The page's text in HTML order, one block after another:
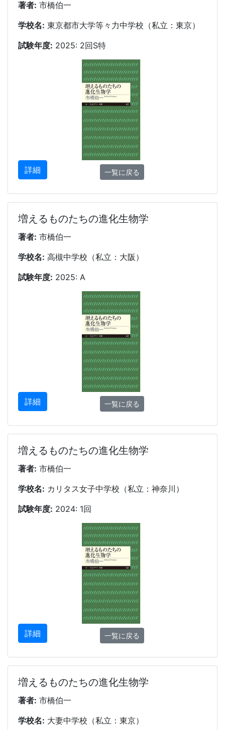
著者: 市橋伯一
学校名: 東京都市大学等々力中学校（私立：東京）
試験年度: 2025: 2回S特
詳細 一覧に戻る
増えるものたちの進化生物学
著者: 市橋伯一
学校名: 高槻中学校（私立：大阪）
試験年度: 2025: A
詳細 一覧に戻る
増えるものたちの進化生物学
著者: 市橋伯一
学校名: カリタス女子中学校（私立：神奈川）
試験年度: 2024: 1回
詳細 一覧に戻る
増えるものたちの進化生物学
著者: 市橋伯一
学校名: 大妻中学校（私立：東京）